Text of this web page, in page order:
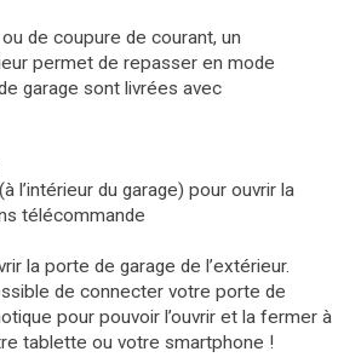
de coupure de courant, un
permet de repasser en mode
garage sont livrées avec
l’intérieur du garage) pour ouvrir la
télécommande
la porte de garage de l’extérieur.
de connecter votre porte de
pour pouvoir l’ouvrir et la fermer à
tablette ou votre smartphone !